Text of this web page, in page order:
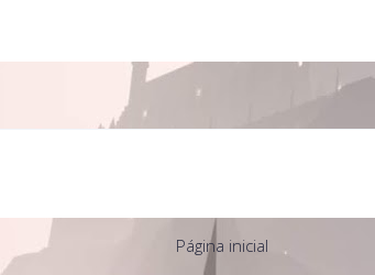
Página inicial